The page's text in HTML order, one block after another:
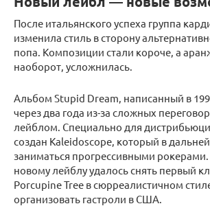
После итальянского успеха группа
изменила стиль в сторону
попа. Композиции стали короче, а
наоборот, усложнилась.
Альбом Stupid Dream, написанный в
через два года из-за сложных
лейблом. Специально для
создан Kaleidoscope, который в
заниматься прогрессивными
новому лейблу удалось снять первый
Porcupine Tree в сюрреалистичном
организовать гастроли в США.